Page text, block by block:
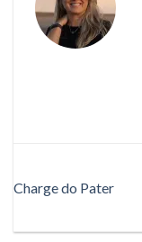
Charge do Pater